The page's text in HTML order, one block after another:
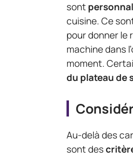
sont
cuisine. Ce
pour donner le
machine dans
moment.
du plateau de
Au-delà des
sont des